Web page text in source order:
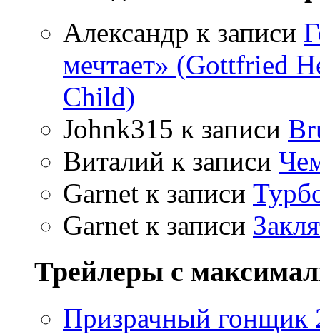
Александр к записи
мечтает» (Gottfried
Child)
Johnk315 к записи
Виталий к записи
Garnet к записи
Garnet к записи
Трейлеры с
Призрачный гонщик